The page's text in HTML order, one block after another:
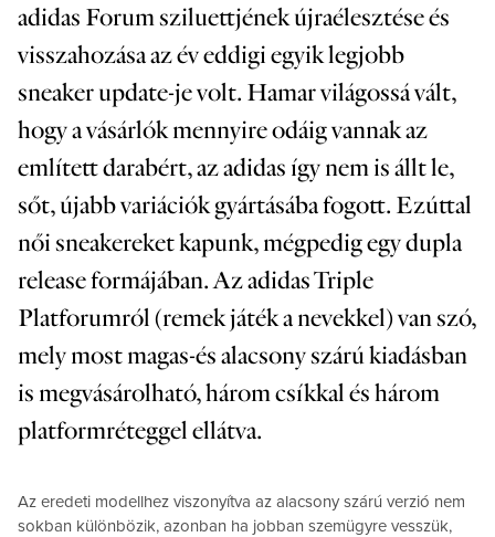
adidas Forum sziluettjének újraélesztése és
visszahozása az év eddigi egyik legjobb
sneaker update-je volt. Hamar világossá vált,
hogy a vásárlók mennyire odáig vannak az
említett darabért, az adidas így nem is állt le,
sőt, újabb variációk gyártásába fogott. Ezúttal
női sneakereket kapunk, mégpedig egy dupla
release formájában. Az adidas Triple
Platforumról (remek játék a nevekkel) van szó,
mely most magas-és alacsony szárú kiadásban
is megvásárolható, három csíkkal és három
platformréteggel ellátva.
Az eredeti modellhez viszonyítva az alacsony szárú verzió nem
sokban különbözik, azonban ha jobban szemügyre vesszük,